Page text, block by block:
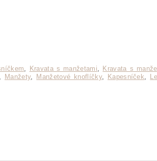
, Kravata s manžetami, Kravata s
Manžety, Manžetové knoflíčky, Kapesníček,